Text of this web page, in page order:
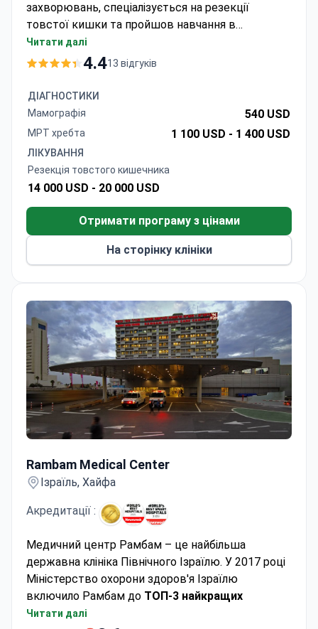
захворювань, спеціалізується на резекції
товстої кишки та пройшов навчання в
медичному центрі Університету Торонто.
Вартість процедури зазвичай становить від 14
найбільшій приватній лікарні Ізраїлю. Доктор
Хадад очолює відділення печінки, підшлункової
залози та жовчного міхура і є членом
підшлункової залози та жовчних шляхів.
Читати далі
4.413 відгуків
ДІАГНОСТИКИ
Мамографія
540 USD
МРТ хребта 1 100 USD - 1 400 USD
ЛІКУВАННЯ
Резекція товстого кишечника
14 000 USD - 20 000 USD
Отримати програму з цінами
На сторінку клініки
Rambam Medical Center
Ізраїль, Хайфа
Акредитації :
Медичний центр Рамбам – це найбільша
державна клініка Північного Ізраїлю. У 2017 році
Міністерство охорони здоров'я Ізраїлю
включило Рамбам до ТОП-3 найкращих
лікарень країни
Читати далі